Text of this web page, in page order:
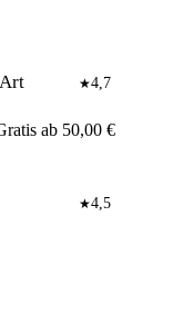
★4,7
ab 50,00 €
★4,5